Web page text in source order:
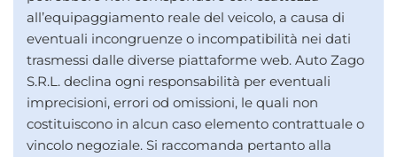
all’equipaggiamento reale del veicolo, a causa di
eventuali incongruenze o incompatibilità nei dati
trasmessi dalle diverse piattaforme web. Auto Zago
S.R.L. declina ogni responsabilità per eventuali
imprecisioni, errori od omissioni, le quali non
costituiscono in alcun caso elemento contrattuale o
vincolo negoziale. Si raccomanda pertanto alla